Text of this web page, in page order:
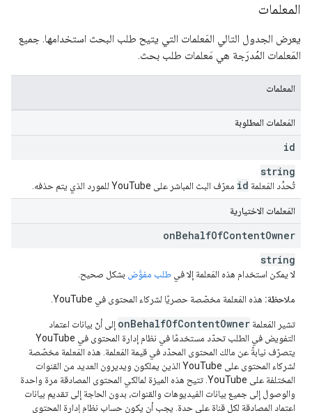
المعلمات
يعرض الجدول التالي المَعلمات التي يتيح طلب البحث استخدامها. جميع
المَعلمات المُدرَجة هي مَعلمات طلب بحث.
المعلمات
المَعلمات المطلوبة
id
string
تُحدِّد المَعلمة id معرّف البث المباشر على YouTube للمورد الذي يتم حذفه.
المَعلمات الاختيارية
onBehalfOfContentOwner
string
لا يمكن استخدام هذه المَعلمة إلا في طلب مفوَّض بشكل صحيح.
ملاحظة: هذه المَعلمة مخصّصة حصريًا لشركاء المحتوى في YouTube.
تشير المَعلمة onBehalfOfContentOwner إلى أنّ بيانات اعتماد
التفويض في الطلب تحدّد مستخدمًا في نظام إدارة المحتوى في YouTube
يتصرّف نيابةً عن مالك المحتوى المحدّد في قيمة المَعلمة. هذه المَعلمة مخصّصة
لشركاء المحتوى على YouTube الذين يملكون ويديرون العديد من القنوات
المختلفة على YouTube. تتيح هذه الميزة لمالكي المحتوى المصادقة مرة واحدة
والوصول إلى جميع بيانات الفيديوهات والقنوات، بدون الحاجة إلى تقديم بيانات
اعتماد المصادقة لكل قناة على حدة. يجب أن يكون حساب نظام إدارة المحتوى